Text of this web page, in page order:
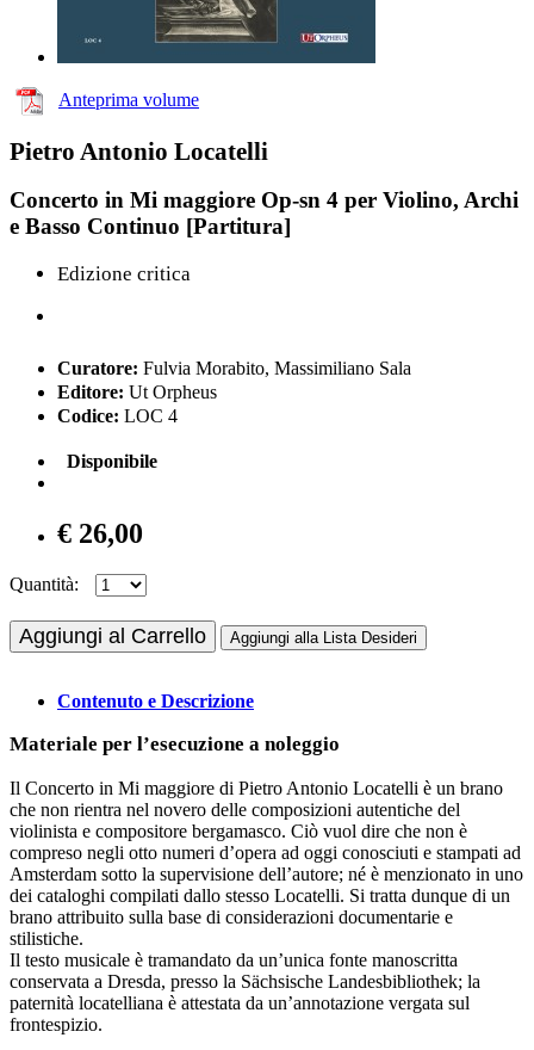
Anteprima volume
Pietro Antonio Locatelli
Concerto in Mi maggiore Op-sn 4 per Violino, Archi
e Basso Continuo [Partitura]
Edizione critica
Curatore: Fulvia Morabito, Massimiliano Sala
Editore: Ut Orpheus
Codice: LOC 4
Disponibile
€ 26,00
Quantità:
Aggiungi al Carrello Aggiungi alla Lista Desideri
Contenuto e Descrizione
Materiale per l’esecuzione a noleggio
Il Concerto in Mi maggiore di Pietro Antonio Locatelli è un brano
che non rientra nel novero delle composizioni autentiche del
violinista e compositore bergamasco. Ciò vuol dire che non è
compreso negli otto numeri d’opera ad oggi conosciuti e stampati ad
Amsterdam sotto la supervisione dell’autore; né è menzionato in uno
dei cataloghi compilati dallo stesso Locatelli. Si tratta dunque di un
brano attribuito sulla base di considerazioni documentarie e
stilistiche.
Il testo musicale è tramandato da un’unica fonte manoscritta
conservata a Dresda, presso la Sächsische Landesbibliothek; la
paternità locatelliana è attestata da un’annotazione vergata sul
frontespizio.